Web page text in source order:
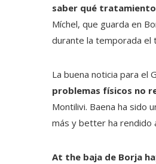
saber qué
Míchel, que guarda en
durante la temporada el
La buena noticia para el
problemas físicos no
Montilivi. Baena ha sido
más y better ha rendido
At the baja de Borja